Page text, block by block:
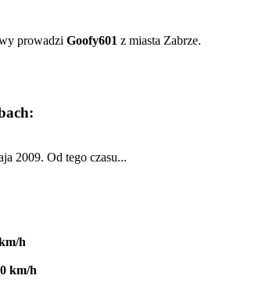
prowadzi Goofy601 z miasta Zabrze.
2009. Od tego czasu...
h
km/h